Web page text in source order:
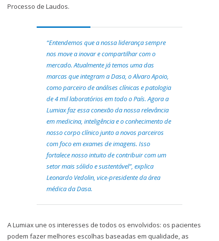
Processo de Laudos.
“Entendemos que a nossa liderança sempre
nos move a inovar e compartilhar com o
mercado. Atualmente já temos uma das
marcas que integram a Dasa, o Alvaro Apoio,
como parceiro de análises clínicas e patologia
de 4 mil laboratórios em todo o País. Agora a
Lumiax faz essa conexão da nossa relevância
em medicina, inteligência e o conhecimento de
nosso corpo clínico junto a novos parceiros
com foco em exames de imagens. Isso
fortalece nosso intuito de contribuir com um
setor mais sólido e sustentável”, explica
Leonardo Vedolin, vice-presidente da área
médica da Dasa.
A Lumiax une os interesses de todos os envolvidos: os pacientes
podem fazer melhores escolhas baseadas em qualidade, as